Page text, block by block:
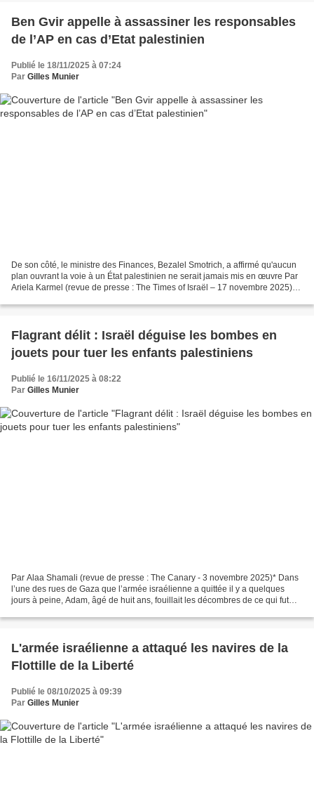
Ben Gvir appelle à assassiner les responsables
de l’AP en cas d’Etat palestinien
Publié le 18/11/2025 à 07:24
Par Gilles Munier
De son côté, le ministre des Finances, Bezalel Smotrich, a affirmé qu'aucun
plan ouvrant la voie à un État palestinien ne serait jamais mis en œuvre Par
Ariela Karmel (revue de presse : The Times of Israël – 17 novembre 2025)*
Flagrant délit : Israël déguise les bombes en
jouets pour tuer les enfants palestiniens
Publié le 16/11/2025 à 08:22
Par Gilles Munier
Par Alaa Shamali (revue de presse : The Canary - 3 novembre 2025)* Dans
l’une des rues de Gaza que l’armée israélienne a quittée il y a quelques
jours à peine, Adam, âgé de huit ans, fouillait les décombres de ce qui fut
L'armée israélienne a attaqué les navires de la
Flottille de la Liberté
Publié le 08/10/2025 à 09:39
Par Gilles Munier